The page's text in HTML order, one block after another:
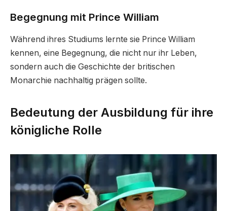
Begegnung mit Prince William
Während ihres Studiums lernte sie Prince William
kennen, eine Begegnung, die nicht nur ihr Leben,
sondern auch die Geschichte der britischen
Monarchie nachhaltig prägen sollte.
Bedeutung der Ausbildung für ihre
königliche Rolle